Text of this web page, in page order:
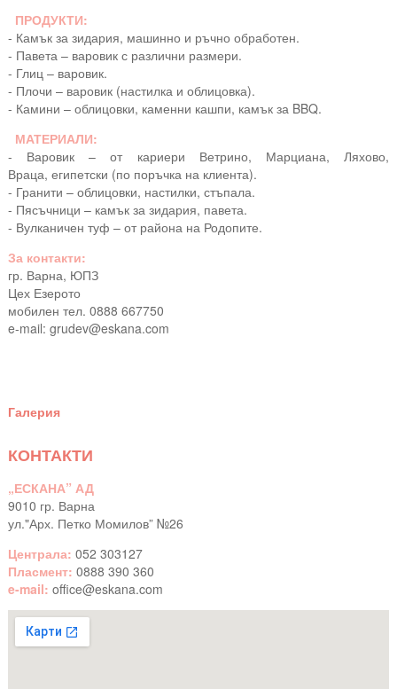
ПРОДУКТИ:
- Камък за зидария, машинно и ръчно обработен.
- Павета – варовик с различни размери.
- Глиц – варовик.
- Плочи – варовик (настилка и облицовка).
- Камини – облицовки, каменни кашпи, камък за BBQ.
МАТЕРИАЛИ:
- Варовик – от кариери Ветрино, Марциана, Ляхово,
Враца, египетски (по поръчка на клиента).
- Гранити – облицовки, настилки, стъпала.
- Пясъчници – камък за зидария, павета.
- Вулканичен туф – от района на Родопите.
За контакти:
гр. Варна, ЮПЗ
Цех Езерото
мобилен тел. 0888 667750
e-mail: grudev@eskana.com
Галерия
КОНТАКТИ
„ЕСКАНА” АД
9010 гр. Варна
ул."Арх. Петко Момилов” №26
Централа: 052 303127
Пласмент: 0888 390 360
e-mail: office@eskana.com